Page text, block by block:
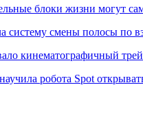
блоки жизни могут
систему смены полосы по
кинематографичный
робота Spot